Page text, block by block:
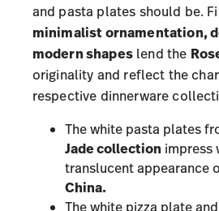
and pasta plates should be.
minimalist ornamentation,
modern shapeslend the
originality and reflect the
respective dinnerware
The white pasta plates
Jade collection impress
translucent appearance
China.
The white pizza plate